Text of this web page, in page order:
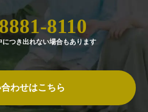
8110
つき出れない場合もあります
わせはこちら